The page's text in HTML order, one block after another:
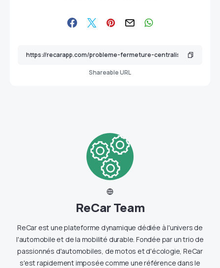
Shareable URL
ReCar Team
ReCar est une plateforme dynamique dédiée à l'univers de
l'automobile et de la mobilité durable. Fondée par un trio de
passionnés d'automobiles, de motos et d'écologie, ReCar
s'est rapidement imposée comme une référence dans le